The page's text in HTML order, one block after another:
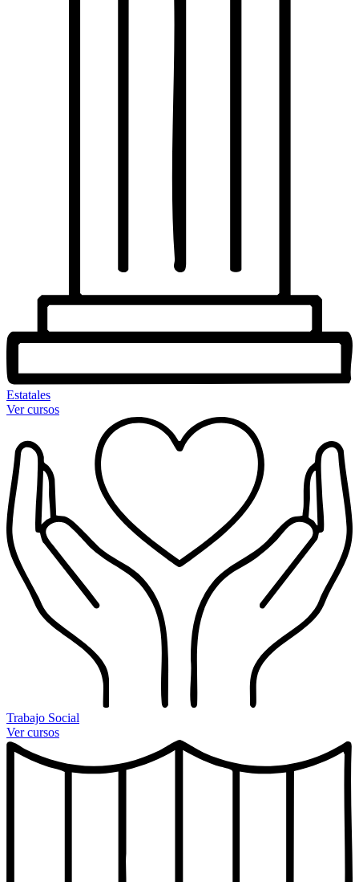
Estatales
Ver cursos
Trabajo Social
Ver cursos